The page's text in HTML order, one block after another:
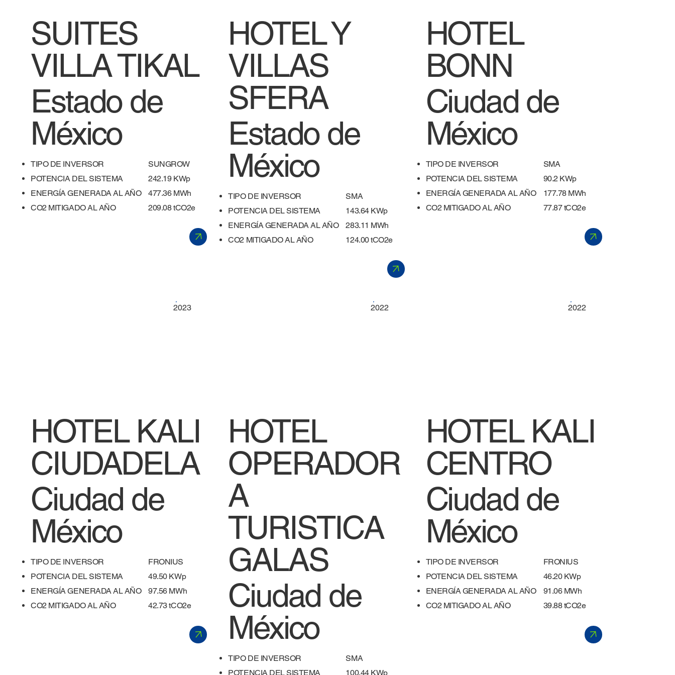
SUITES
VILLA TIKAL
Estado de
México
TIPO DE INVERSOR
SUNGROW
POTENCIA DEL SISTEMA
242.19 KWp
ENERGÍA GENERADA AL AÑO
477.36 MWh
​CO2 MITIGADO AL AÑO
209.08 tCO2e
HOTEL Y
VILLAS
SFERA
Estado de
México
TIPO DE INVERSOR
SMA
POTENCIA DEL SISTEMA
143.64 KWp
ENERGÍA GENERADA AL AÑO
283.11 MWh
​CO2 MITIGADO AL AÑO
124.00 tCO2e
HOTEL
BONN
Ciudad de
México
TIPO DE INVERSOR
SMA
POTENCIA DEL SISTEMA
90.2 KWp
ENERGÍA GENERADA AL AÑO
177.78 MWh
​CO2 MITIGADO AL AÑO
77.87 tCO2e
HOTEL KALI
CIUDADELA
Ciudad de
México
TIPO DE INVERSOR
FRONIUS
POTENCIA DEL SISTEMA
49.50 KWp
ENERGÍA GENERADA AL AÑO
97.56 MWh
​CO2 MITIGADO AL AÑO
42.73 tCO2e
2023
HOTEL
OPERADOR
A
TURISTICA
GALAS
Ciudad de
México
TIPO DE INVERSOR
SMA
POTENCIA DEL SISTEMA
100.44 KWp
2022
HOTEL KALI
CENTRO
Ciudad de
México
TIPO DE INVERSOR
FRONIUS
POTENCIA DEL SISTEMA
46.20 KWp
ENERGÍA GENERADA AL AÑO
91.06 MWh
​CO2 MITIGADO AL AÑO
39.88 tCO2e
2022